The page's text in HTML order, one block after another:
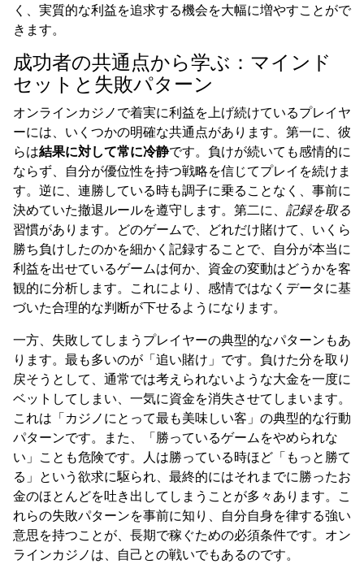
く、実質的な利益を追求する機会を大幅に増やすことがで
きます。
成功者の共通点から学ぶ：マインド
セットと失敗パターン
オンラインカジノで着実に利益を上げ続けているプレイヤ
ーには、いくつかの明確な共通点があります。第一に、彼
らは結果に対して常に冷静です。負けが続いても感情的に
ならず、自分が優位性を持つ戦略を信じてプレイを続けま
す。逆に、連勝している時も調子に乗ることなく、事前に
決めていた撤退ルールを遵守します。第二に、 記録を取る
習慣があります。どのゲームで、どれだけ賭けて、いくら
勝ち負けしたのかを細かく記録することで、自分が本当に
利益を出せているゲームは何か、資金の変動はどうかを客
観的に分析します。これにより、感情ではなくデータに基
づいた合理的な判断が下せるようになります。
一方、失敗してしまうプレイヤーの典型的なパターンもあ
ります。最も多いのが「追い賭け」です。負けた分を取り
戻そうとして、通常では考えられないような大金を一度に
ベットしてしまい、一気に資金を消失させてしまいます。
これは「カジノにとって最も美味しい客」の典型的な行動
パターンです。また、「勝っているゲームをやめられな
い」ことも危険です。人は勝っている時ほど「もっと勝て
る」という欲求に駆られ、最終的にはそれまでに勝ったお
金のほとんどを吐き出してしまうことが多々あります。こ
れらの失敗パターンを事前に知り、自分自身を律する強い
意思を持つことが、長期で稼ぐための必須条件です。オン
ラインカジノは、自己との戦いでもあるのです。